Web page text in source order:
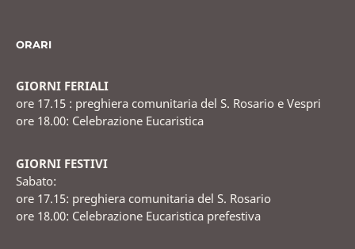
ORARI
GIORNI FERIALI
ore 17.15 : preghiera comunitaria del S. Rosario e Vespri
ore 18.00: Celebrazione Eucaristica
GIORNI FESTIVI
Sabato:
ore 17.15: preghiera comunitaria del S. Rosario
ore 18.00: Celebrazione Eucaristica prefestiva